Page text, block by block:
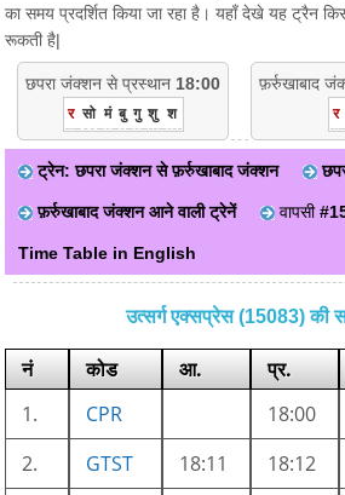
का समय प्रदर्शित किया जा रहा है। यहाँ देखे यह ट्रैन
रूकती है|
छपरा जंक्शन से प्रस्थान 18:00
र सो मं बु गु शु श
फ़र्रुखाबाद
र
ट्रेन: छपरा जंक्शन से फ़र्रुखाबाद जंक्शन
फ़र्रुखाबाद जंक्शन आने वाली ट्रेनें वापसी
Time Table in English
उत्सर्ग एक्सप्रेस (15083) की
नं कोड आ. प्र.
1.
CPR 18:00
2.
GTST 18:11 18:12